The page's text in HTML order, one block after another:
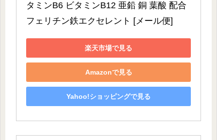
タミンB6 ビタミンB12 亜鉛 銅 葉酸 配合
フェリチン鉄エクセレント [メール便]
楽天市場で見る
Amazonで見る
Yahoo!ショッピングで見る